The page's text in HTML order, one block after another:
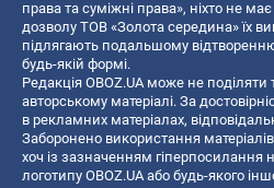
права та суміжні права», ніхто не
дозволу ТОВ «Золота середина» їх
підлягають подальшому
будь-якій формі.
Редакція OBOZ.UA може не поділяти
авторському матеріалі. За
в рекламних матеріалах,
Заборонено використання
хоч із зазначенням гіперпосилання
логотипу OBOZ.UA або будь-якого